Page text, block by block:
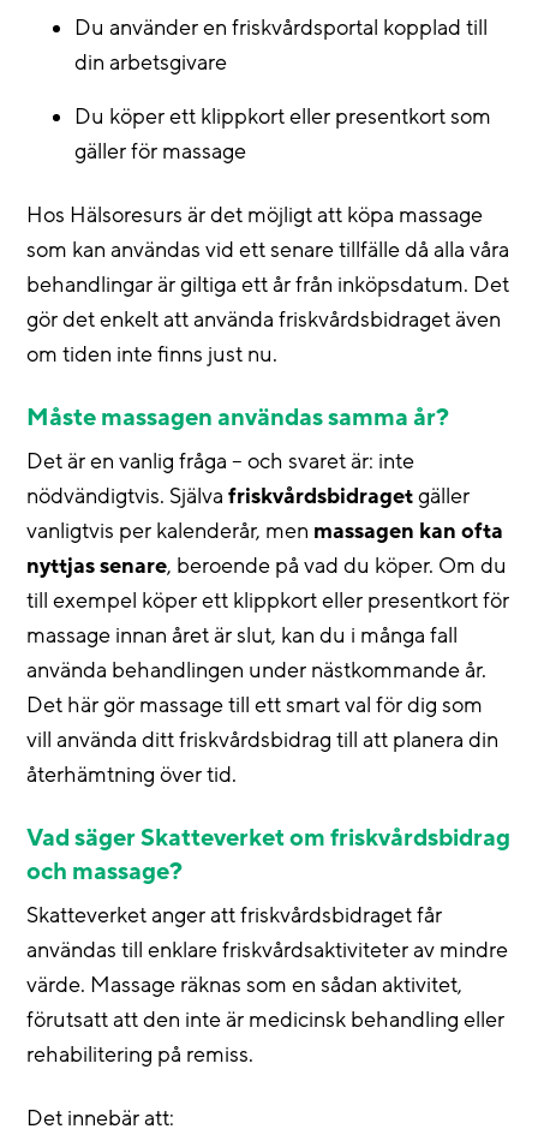
Du använder en friskvårdsportal kopplad till
din arbetsgivare
Du köper ett klippkort eller presentkort som
gäller för massage
Hos Hälsoresurs är det möjligt att köpa massage
som kan användas vid ett senare tillfälle då alla våra
behandlingar är giltiga ett år från inköpsdatum. Det
gör det enkelt att använda friskvårdsbidraget även
om tiden inte finns just nu.
Måste massagen användas samma år?
Det är en vanlig fråga – och svaret är: inte
nödvändigtvis. Självafriskvårdsbidragetgäller
vanligtvis per kalenderår, men massagen kan ofta
nyttjas senare, beroende på vad du köper. Om du
till exempel köper ett klippkort eller presentkort för
massage innan året är slut, kan du i många fall
använda behandlingen under nästkommande år.
Det här gör massage till ett smart val för dig som
vill använda ditt friskvårdsbidrag till att planera din
återhämtning över tid.
Vad säger Skatteverket om friskvårdsbidrag
och massage?
Skatteverket anger att friskvårdsbidraget får
användas till enklare friskvårdsaktiviteter av mindre
värde. Massage räknas som en sådan aktivitet,
förutsatt att den inte är medicinsk behandling eller
rehabilitering på remiss.
Det innebär att: